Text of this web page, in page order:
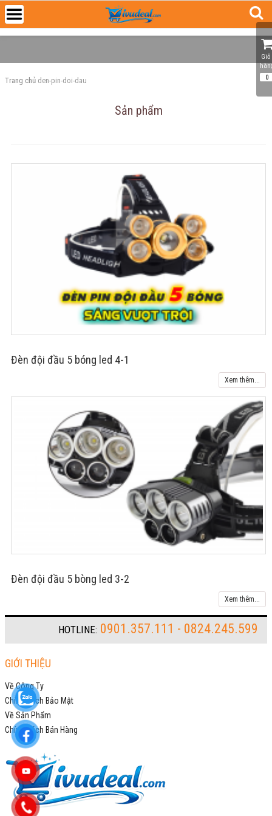
Trang chủ den-pin-doi-dau
Sản phẩm
Đèn đội đầu 5 bóng led 4-1
Xem thêm...
Đèn đội đầu 5 bòng led 3-2
Xem thêm...
HOTLINE: 0901.357.111 - 0824.245.599
GIỚI THIỆU
Về Công Ty
Chính Sách Bảo Mật
Về Sản Phẩm
Chính Sách Bán Hàng
Giỏ
0